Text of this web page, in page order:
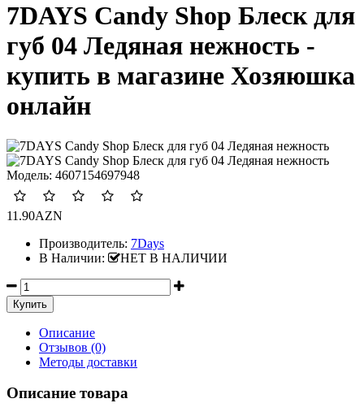
7DAYS Candy Shop Блеск для
губ 04 Ледяная нежность -
купить в магазине Хозяюшка
онлайн
Модель: 4607154697948
11.90AZN
Производитель: 7Days
В Наличии:
НЕТ В НАЛИЧИИ
Описание
Отзывов (0)
Методы доставки
Описание товара